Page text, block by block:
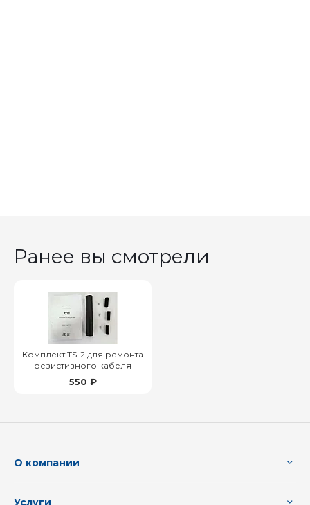
Ранее вы смотрели
Комплект TS-2 для ремонта
резистивного кабеля
550 ₽
О компании
Услуги